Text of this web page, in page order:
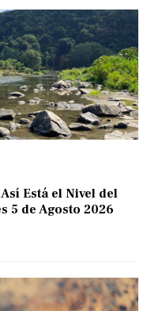
Está el Nivel del
5 de Agosto 2026